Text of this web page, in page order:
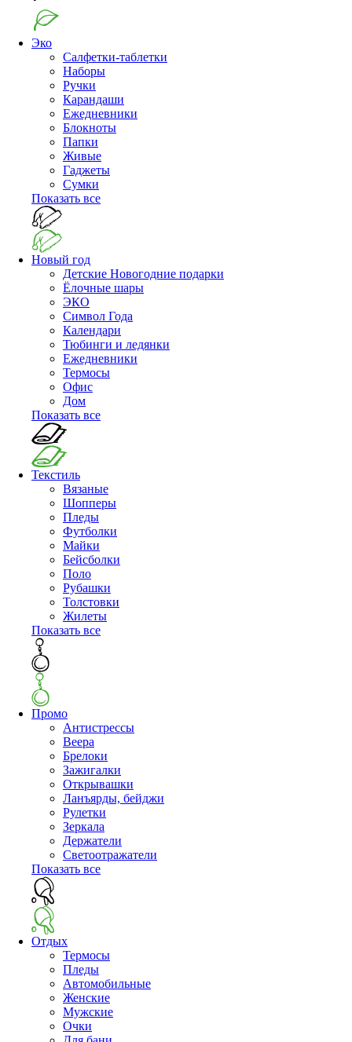
Эко
Салфетки-таблетки
Наборы
Ручки
Карандаши
Ежедневники
Блокноты
Папки
Живые
Гаджеты
Сумки
Показать все
Новый год
Детские Новогодние подарки
Ёлочные шары
ЭКО
Символ Года
Календари
Тюбинги и ледянки
Ежедневники
Термосы
Офис
Дом
Показать все
Текстиль
Вязаные
Шопперы
Пледы
Футболки
Майки
Бейсболки
Поло
Рубашки
Толстовки
Жилеты
Показать все
Промо
Антистрессы
Веера
Брелоки
Зажигалки
Открывашки
Ланъярды, бейджи
Рулетки
Зеркала
Держатели
Светоотражатели
Показать все
Отдых
Термосы
Пледы
Автомобильные
Женские
Мужские
Очки